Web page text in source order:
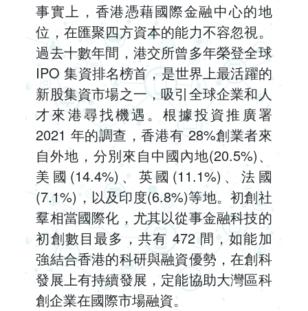
事實上，香港憑藉國際金融中心的地
位，在匯聚四方資本的能力不容忽視。
過去十數年間，港交所曾多年榮登全球
IPO 集資排名榜首，是世界上最活躍的
新股集資市場之一，吸引全球企業和人
才來港尋找機遇。根據投資推廣署
2021 年的調查，香港有 28%創業者來
自外地，分別來自中國內地(20.5%)、
美國(14.4%)、英國(11.1%)、法國
(7.1%)，以及印度(6.8%)等地。初創社
羣相當國際化，尤其以從事金融科技的
初創數目最多，共有 472 間，如能加
強結合香港的科研與融資優勢，在創科
發展上有持續發展，定能協助大灣區科
創企業在國際市場融資。